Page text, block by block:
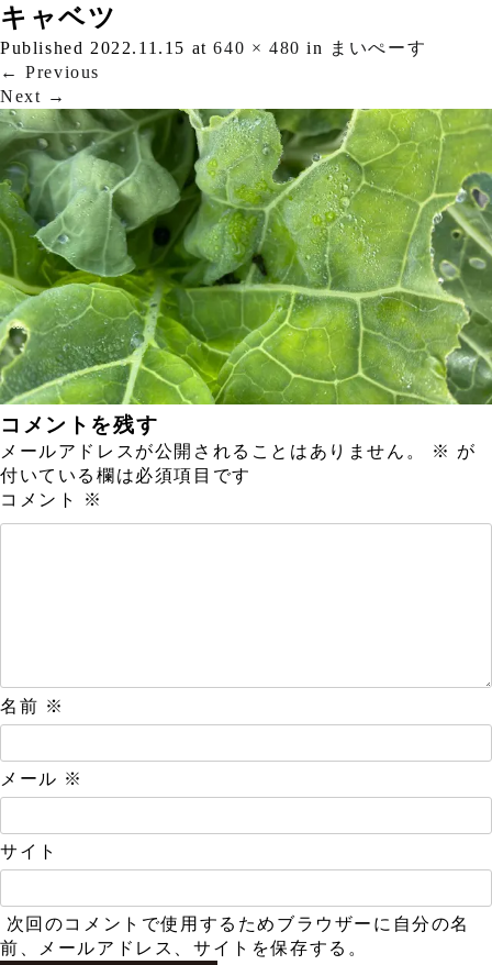
キャベツ
Published 2022.11.15 at640 × 480 in
まいぺーす
← Previous
Next →
コメントを残す
メールアドレスが公開されることはありません。 ※ が
付いている欄は必須項目です
コメント
※
名前 ※
メール ※
サイト
次回のコメントで使用するためブラウザーに自分の名
前、メールアドレス、サイトを保存する。